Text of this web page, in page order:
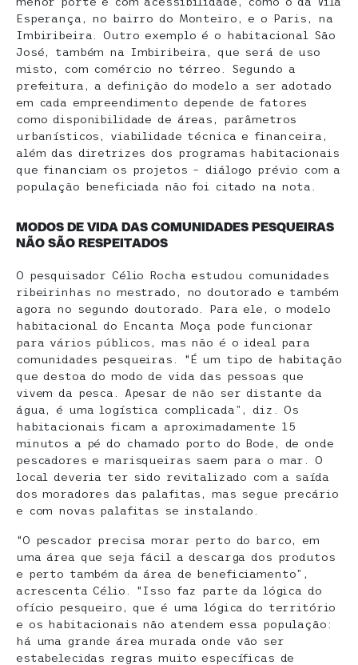
Esperança, no bairro do Monteiro, e o Paris, na
Imbiribeira. Outro exemplo é o habitacional São
José, também na Imbiribeira, que será de uso
misto, com comércio no térreo. Segundo a
prefeitura, a definição do modelo a ser adotado
em cada empreendimento depende de fatores
como disponibilidade de áreas, parâmetros
urbanísticos, viabilidade técnica e financeira,
além das diretrizes dos programas habitacionais
que financiam os projetos – diálogo prévio com a
população beneficiada não foi citado na nota.
MODOS DE VIDA DAS COMUNIDADES PESQUEIRAS
NÃO SÃO RESPEITADOS
O pesquisador Célio Rocha estudou comunidades
ribeirinhas no mestrado, no doutorado e também
agora no segundo doutorado. Para ele, o modelo
habitacional do Encanta Moça pode funcionar
para vários públicos, mas não é o ideal para
comunidades pesqueiras. “É um tipo de habitação
que destoa do modo de vida das pessoas que
vivem da pesca. Apesar de não ser distante da
água, é uma logística complicada”, diz. Os
habitacionais ficam a aproximadamente 15
minutos a pé do chamado porto do Bode, de onde
pescadores e marisqueiras saem para o mar. O
local deveria ter sido revitalizado com a saída
dos moradores das palafitas, mas segue precário
e com novas palafitas se instalando.
“O pescador precisa morar perto do barco, em
uma área que seja fácil a descarga dos produtos
e perto também da área de beneficiamento”,
acrescenta Célio. “Isso faz parte da lógica do
ofício pesqueiro, que é uma lógica do território
e os habitacionais não atendem essa população:
há uma grande área murada onde vão ser
estabelecidas regras muito específicas de